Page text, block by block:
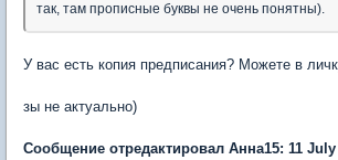
так, там прописные буквы не очень понятны).
У вас есть копия предписания? Можете в
зы не актуально)
Сообщение отредактировал Анна15: 11 July